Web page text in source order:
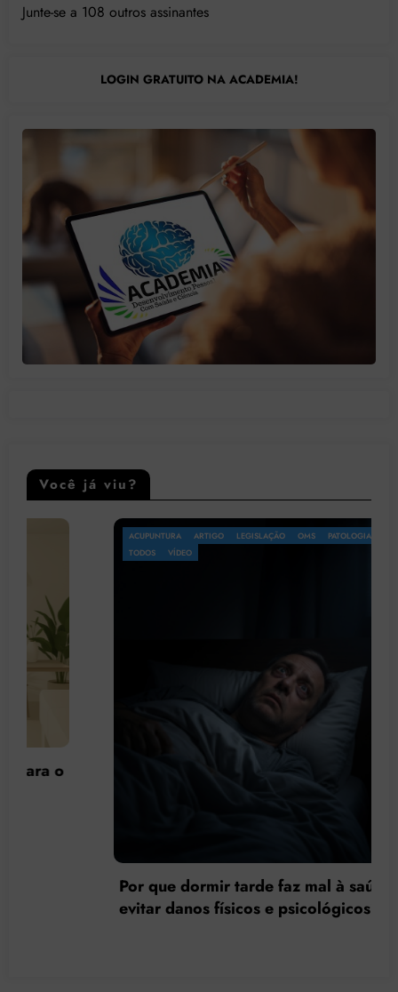
Junte-se a 108 outros assinantes
LOGIN GRATUITO NA ACADEMIA!
Você já viu?
ARTIGO LEGISLAÇÃO OMS PATOLOGIA
PSICOLOGIA
Por que dormir tarde faz mal à saúde e como
evitar danos físicos e psicológicos?